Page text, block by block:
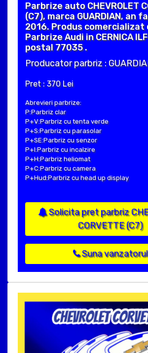
Parbrize auto CHEVROLET
(C7), marca GUARDIAN, an
2016. Produs comercializat
Parbrize Audi in CERNICA
postal 77035 .
Producator parbriz :
Pret : 370 Lei
Abrevieri parbrize:
P:Parbriz clar
P+V:Parbriz cu tenta verde
P+S:Parbriz cu parasolar
P+SE:Parbriz cu senzor
P+I:Parbriz cu incalzire
P+H:Parbriz heliomat
P+C:Parbriz cu camera
P+Hud:Parbriz cu head up display
Solicita pret parbriz
CORVETTE (C7)
Suna vanzatorul